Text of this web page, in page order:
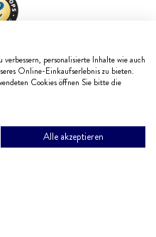
personalisierte Inhalte wie auch
Online-Einkaufserlebnis zu bieten.
Cookies öffnen Sie bitte die
Alle akzeptieren